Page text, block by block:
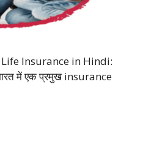
Insurance in Hindi:
में एक प्रमुख insurance